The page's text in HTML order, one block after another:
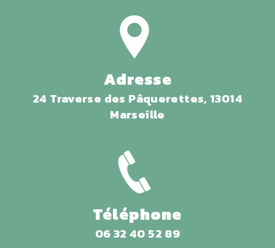
Adresse
24 Traverse des Pâquerettes, 13014
Marseille
Téléphone
06 32 40 52 89